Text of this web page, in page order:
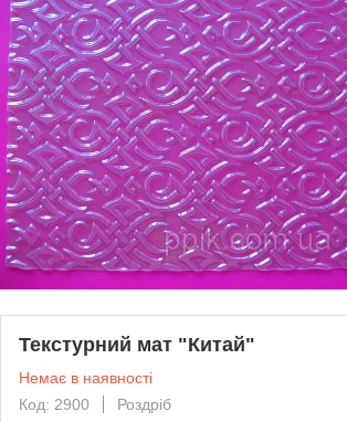
Текстурний мат "Китай"
Немає в наявності
Код: 2900
Роздріб